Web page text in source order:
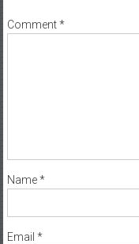
Comment*
Name*
Email *